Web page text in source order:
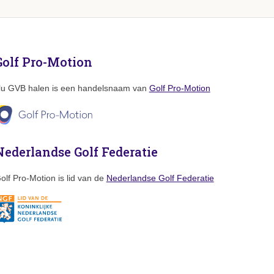
Pro-Motion
GVB halen is een handelsnaam van Golf Pro-Motion
Golf Federatie
Pro-Motion is lid van de Nederlandse Golf Federatie